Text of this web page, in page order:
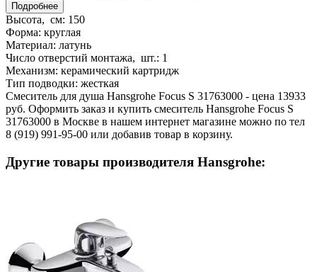
Подробнее
Высота, см: 150
Форма: круглая
Материал: латунь
Число отверстий монтажа, шт.: 1
Механизм: керамический картридж
Тип подводки: жесткая
Смеситель для душа Hansgrohe Focus S 31763000 - цена 13933
руб. Оформить заказ и купить смеситель Hansgrohe Focus S
31763000 в Москве в нашем интернет магазине можно по тел
8 (919) 991-95-00 или добавив товар в корзину.
Другие товары производителя Hansgrohe: